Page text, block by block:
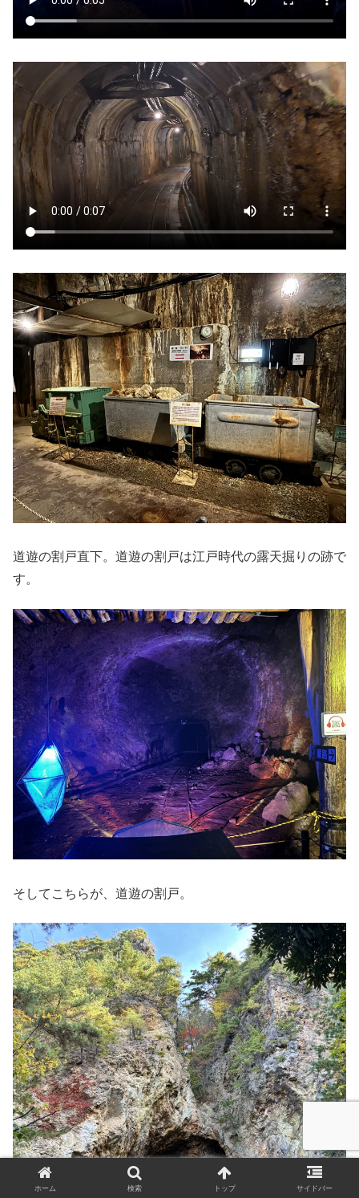
道遊の割戸直下。道遊の割戸は江戸時代の露天掘りの跡で
す。
そしてこちらが、道遊の割戸。
ホーム 検索 トップ サイドバー